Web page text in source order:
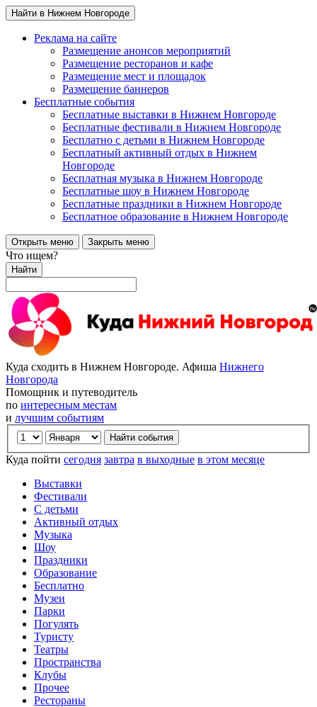
Найти в Нижнем Новгороде
Реклама на сайте
Размещение анонсов мероприятий
Размещение ресторанов и кафе
Размещение мест и площадок
Размещение баннеров
Бесплатные события
Бесплатные выставки в Нижнем Новгороде
Бесплатные фестивали в Нижнем Новгороде
Бесплатно с детьми в Нижнем Новгороде
Бесплатный активный отдых в Нижнем
Новгороде
Бесплатная музыка в Нижнем Новгороде
Бесплатные шоу в Нижнем Новгороде
Бесплатные праздники в Нижнем Новгороде
Бесплатное образование в Нижнем Новгороде
Открыть меню Закрыть меню
Что ищем?
Найти
Куда сходить в Нижнем Новгороде. Афиша Нижнего
Новгорода
Помощник и путеводитель
по интересным местам
и лучшим событиям
Куда пойти сегодня завтра в выходные в этом месяце
Выставки
Фестивали
С детьми
Активный отдых
Музыка
Шоу
Праздники
Образование
Бесплатно
Музеи
Парки
Погулять
Туристу
Театры
Пространства
Клубы
Прочее
Рестораны